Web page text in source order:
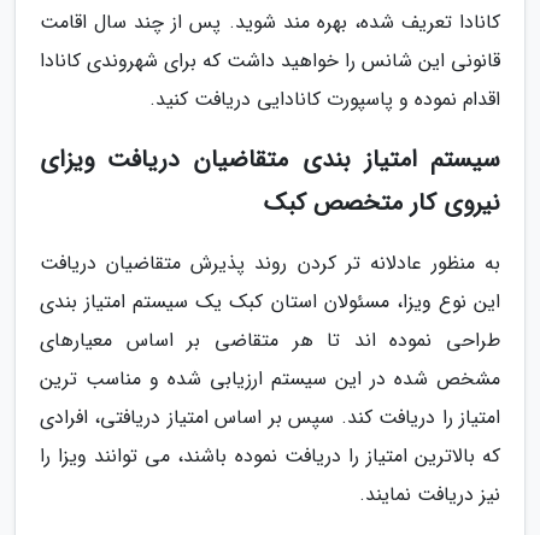
کانادا تعریف شده، بهره مند شوید. پس از چند سال اقامت
قانونی این شانس را خواهید داشت که برای شهروندی کانادا
اقدام نموده و پاسپورت کانادایی دریافت کنید.
سیستم امتیاز بندی متقاضیان دریافت ویزای
نیروی کار متخصص کبک
به منظور عادلانه تر کردن روند پذیرش متقاضیان دریافت
این نوع ویزا، مسئولان استان کبک یک سیستم امتیاز بندی
طراحی نموده اند تا هر متقاضی بر اساس معیارهای
مشخص شده در این سیستم ارزیابی شده و مناسب ترین
امتیاز را دریافت کند. سپس بر اساس امتیاز دریافتی، افرادی
که بالاترین امتیاز را دریافت نموده باشند، می توانند ویزا را
نیز دریافت نمایند.